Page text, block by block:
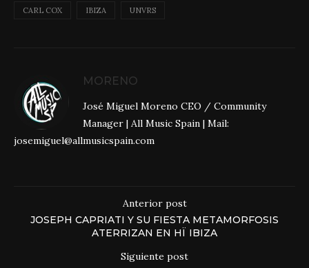
CARL COX IBIZA UNVRS
MORENO
José Miguel Moreno CEO / Community
Manager | All Music Spain | Mail:
josemiguel@allmusicspain.com
Anterior post
JOSEPH CAPRIATI Y SU FIESTA METAMORFOSIS
ATERRIZAN EN HÏ IBIZA
Siguiente post